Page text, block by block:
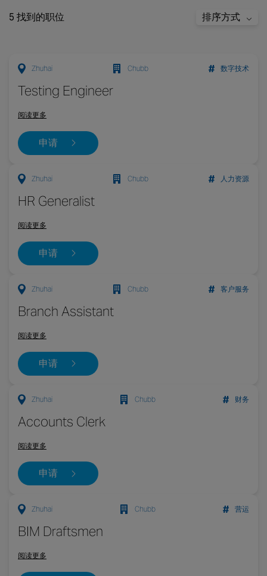
5 找到的职位 排序方式
Testing Engineer
Zhuhai Chubb 数字技术
阅读更多
申请
HR Generalist
Zhuhai Chubb 人力资源
阅读更多
申请
Branch Assistant
Zhuhai Chubb 客户服务
阅读更多
申请
Accounts Clerk
Zhuhai Chubb 财务
阅读更多
申请
BIM Draftsmen
Zhuhai Chubb 营运
阅读更多